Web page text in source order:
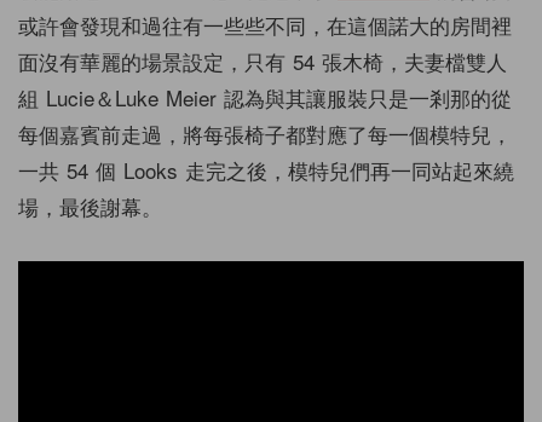
或許會發現和過往有一些些不同，在這個諾大的房間裡
面沒有華麗的場景設定，只有 54 張木椅，夫妻檔雙人
組 Lucie＆Luke Meier 認為與其讓服裝只是一剎那的從
每個嘉賓前走過，將每張椅子都對應了每一個模特兒，
一共 54 個 Looks 走完之後，模特兒們再一同站起來繞
場，最後謝幕。